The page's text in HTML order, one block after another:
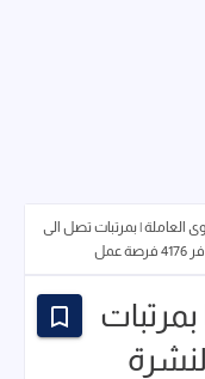
العاملة | بمرتبات تصل الى
النشرة